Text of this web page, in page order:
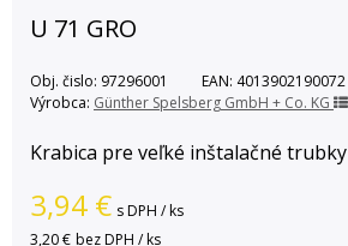
U 71 GRO
Obj. čislo: 97296001 EAN: 4013902190072
Výrobca: Günther Spelsberg GmbH + Co. KG
Krabica pre veľké inštalačné trubky
3,94 € s DPH / ks
3,20 € bez DPH / ks